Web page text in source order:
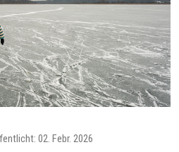
02. Febr. 2026